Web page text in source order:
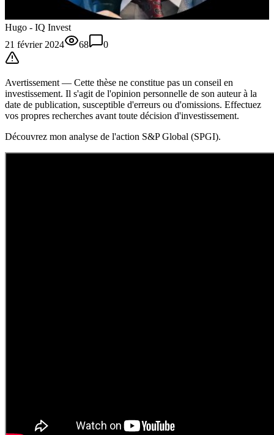
Hugo - IQ Invest
21 février 2024
68 0
Avertissement — Cette thèse ne constitue pas un conseil en
investissement. Il s'agit de l'opinion personnelle de son auteur à la
date de publication, susceptible d'erreurs ou d'omissions. Effectuez
vos propres recherches avant toute décision d'investissement.
Découvrez mon analyse de l'action S&P Global (SPGI).